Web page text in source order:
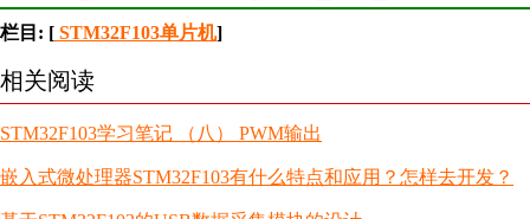
栏目: [ STM32F103单片机]
相关阅读
STM32F103学习笔记 （八） PWM输出
嵌入式微处理器STM32F103有什么特点和应用？怎样去开发？